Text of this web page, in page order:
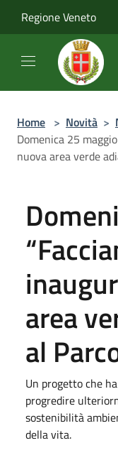
Regione Veneto
Home > Novità >
Domenica 25
nuova area verde
area
al
Un progetto che
progredire
sostenibilità
della vita.